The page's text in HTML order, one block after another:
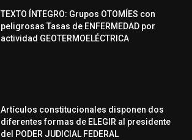
TEXTO ÍNTEGRO: Grupos OTOMÍES con
peligrosas Tasas de ENFERMEDAD por
actividad GEOTERMOELÉCTRICA
Artículos constitucionales disponen dos
diferentes formas de ELEGIR al presidente
del PODER JUDICIAL FEDERAL